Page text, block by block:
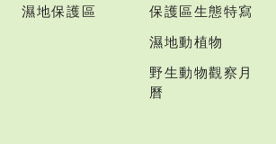
濕地保護區
保護區生態特寫
濕地動植物
野生動物觀察月
曆